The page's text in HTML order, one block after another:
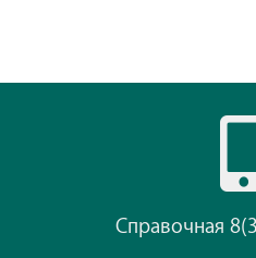
Справочная